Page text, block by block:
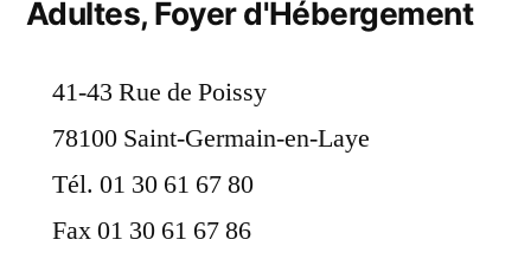
Adultes, Foyer d'Hébergement
41-43 Rue de Poissy
78100 Saint-Germain-en-Laye
Tél. 01 30 61 67 80
Fax 01 30 61 67 86